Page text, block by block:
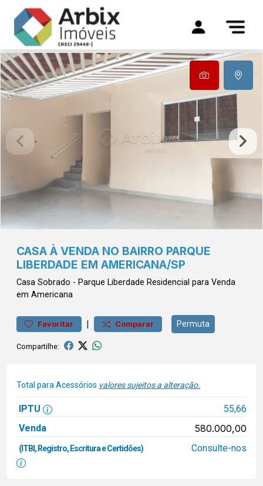
CASA À VENDA NO BAIRRO PARQUE
LIBERDADE EM AMERICANA/SP
Casa Sobrado - Parque Liberdade Residencial para Venda
em Americana
Favoritar | Comparar Permuta
Compartilhe:
Total para Acessórios valores sujeitos a alteração.
IPTU
55,66
Venda
580.000,00
(ITBI, Registro, Escritura e Certidões) Consulte-nos